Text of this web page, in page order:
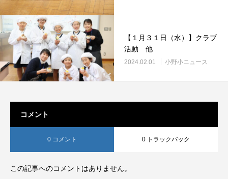
【１月３１日（水）】クラブ
活動 他
2024.02.01 小野小ニュース
コメント
0 コメント 0 トラックバック
この記事へのコメントはありません。